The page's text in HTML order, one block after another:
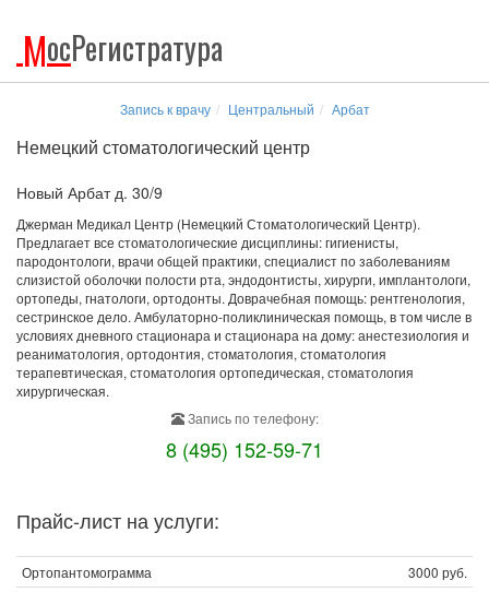
МосРегистратура
Запись к врачу Центральный Арбат
Немецкий стоматологический центр
Новый Арбат д. 30/9
Джерман Медикал Центр (Немецкий Стоматологический Центр).
Предлагает все стоматологические дисциплины: гигиенисты,
пародонтологи, врачи общей практики, специалист по заболеваниям
слизистой оболочки полости рта, эндодонтисты, хирурги, имплантологи,
ортопеды, гнатологи, ортодонты. Доврачебная помощь: рентгенология,
сестринское дело. Амбулаторно-поликлиническая помощь, в том числе в
условиях дневного стационара и стационара на дому: анестезиология и
реаниматология, ортодонтия, стоматология, стоматология
терапевтическая, стоматология ортопедическая, стоматология
хирургическая.
Запись по телефону:
8 (495) 152-59-71
Прайс-лист на услуги:
Ортопантомограмма
3000 руб.